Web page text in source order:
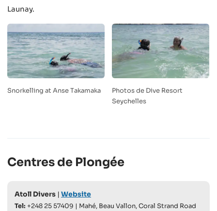
Launay.
Snorkelling at Anse Takamaka
Photos de Dive Resort
Seychelles
Centres de Plongée
Atoll Divers | Website
Tel: +248 25 57409 | Mahé, Beau Vallon, Coral Strand Road